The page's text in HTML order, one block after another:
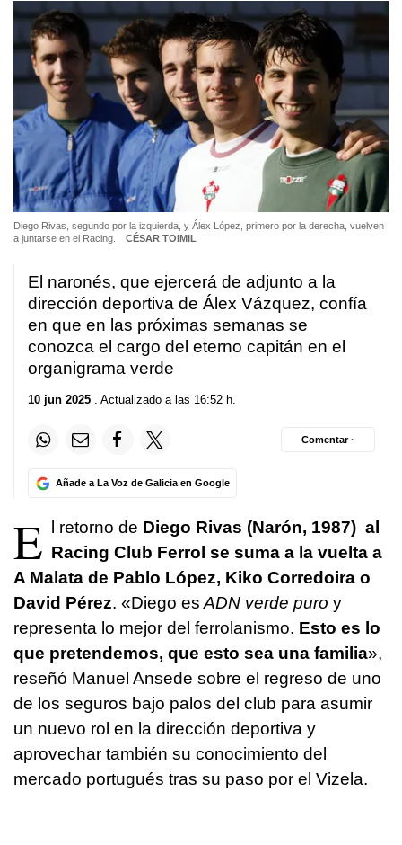
Diego Rivas, segundo por la izquierda, y Álex López, primero por la derecha, vuelven
a juntarse en el Racing.
CÉSAR TOIMIL
El naronés, que ejercerá de adjunto a la
dirección deportiva de Álex Vázquez, confía
en que en las próximas semanas se
conozca el cargo del eterno capitán en el
organigrama verde
10 jun 2025 . Actualizado a las 16:52 h.
Añade a La Voz de Galicia en Google
Comentar ·
E l retorno de Diego Rivas (Narón, 1987) al
Racing Club Ferrol se suma a la vuelta a
A Malata de Pablo López, Kiko Corredoira o
David Pérez. «Diego esADN verde puro y
representa lo mejor del ferrolanismo. Esto es lo
que pretendemos, que esto sea una familia»,
reseñó Manuel Ansede sobre el regreso de uno
de los seguros bajo palos del club para asumir
un nuevo rol en la dirección deportiva y
aprovechar también su conocimiento del
mercado portugués tras su paso por el Vizela.